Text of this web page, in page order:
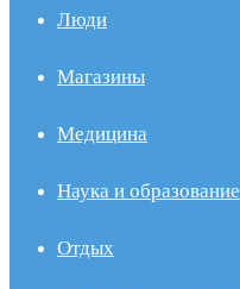
Люди
Магазины
Медицина
Наука и образование
Отдых